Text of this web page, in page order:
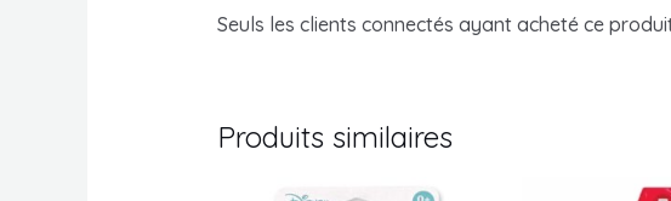
Seuls les clients connectés ayant acheté ce
Produits similaires